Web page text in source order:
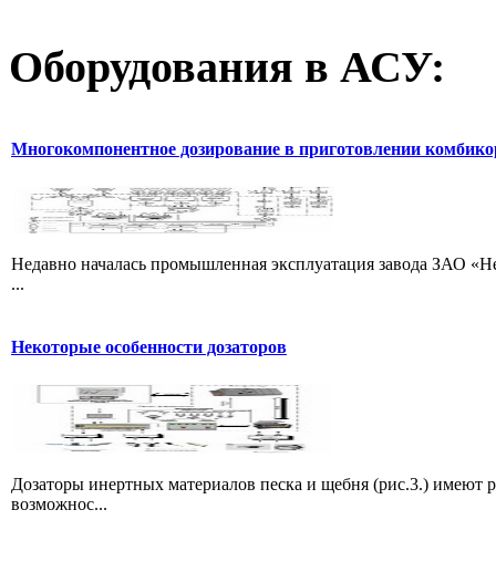
Оборудования в АСУ:
Многокомпонентное дозирование в приготовлении
Недавно началась промышленная эксплуатация завода ЗАО
...
Некоторые особенности дозаторов
Дозаторы инертных материалов песка и щебня (рис.3.) имеют
возможнос...